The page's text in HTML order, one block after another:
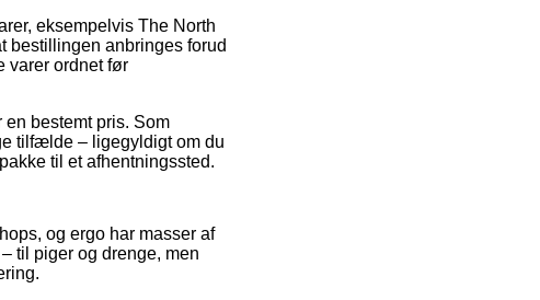
eksempelvis The North
bestillingen anbringes forud
varer ordnet før
bestemt pris. Som
tilfælde – ligegyldigt om du
til et afhentningssted.
og ergo har masser af
til piger og drenge, men